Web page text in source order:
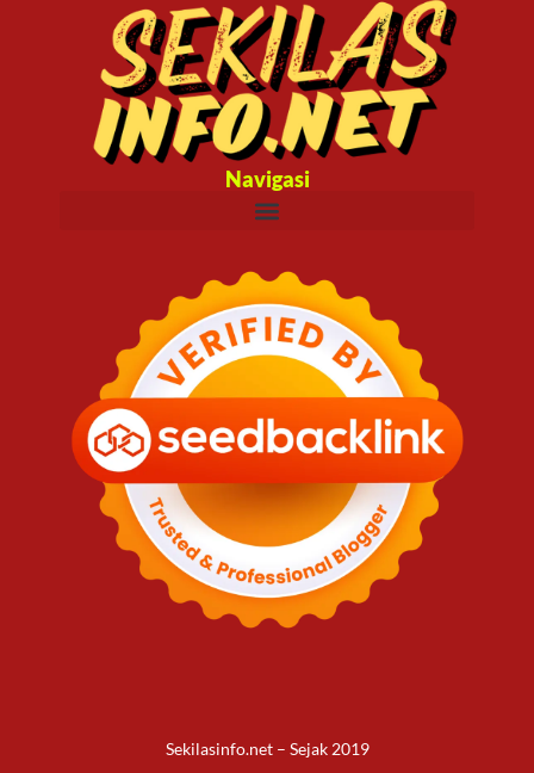
Navigasi
Sekilasinfo.net – Sejak 2019